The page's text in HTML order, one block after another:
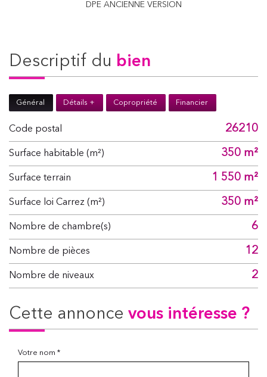
DPE ANCIENNE VERSION
descriptif du bien
Général Détails + Copropriété Financier
Code postal 26210
Surface habitable (m²) 350 m²
surface terrain 1 550 m²
Surface loi Carrez (m²) 350 m²
Nombre de chambre(s) 6
Nombre de pièces 12
Nombre de niveaux 2
cette annonce vous intéresse ?
Votre nom *